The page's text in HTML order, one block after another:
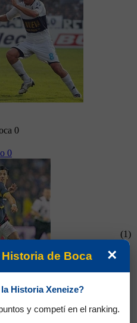
0
0
0
(1)
×
de Boca
Historia Xeneize?
y competí en el ranking.